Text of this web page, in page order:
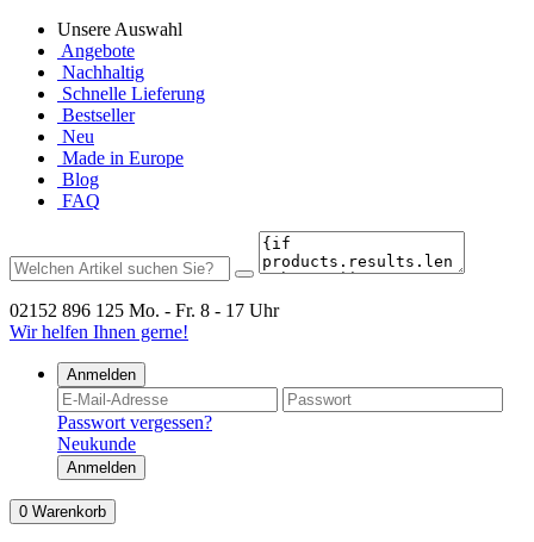
Unsere Auswahl
Angebote
Nachhaltig
Schnelle Lieferung
Bestseller
Neu
Made in Europe
Blog
FAQ
02152 896 125 Mo. - Fr. 8 - 17 Uhr
Wir helfen Ihnen gerne!
Anmelden
Passwort vergessen?
Neukunde
Anmelden
0 Warenkorb